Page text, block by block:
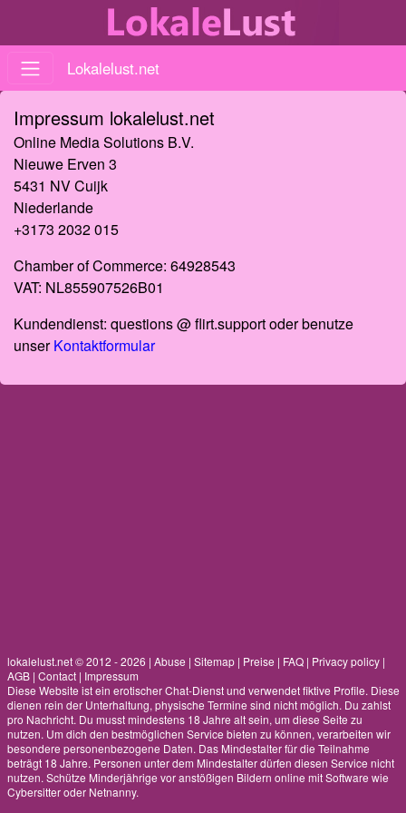
Lokalelust.net
Impressum lokalelust.net
Online Media Solutions B.V.
Nieuwe Erven 3
5431 NV Cuijk
Niederlande
+3173 2032 015
Chamber of Commerce: 64928543
VAT: NL855907526B01
Kundendienst: questions @ flirt.support oder benutze
unserKontaktformular
lokalelust.net © 2012 - 2026 | Abuse | Sitemap| Preise | FAQ| Privacy policy|
AGB| Contact| Impressum
Diese Website ist ein erotischer Chat-Dienst und verwendet fiktive Profile. Diese
dienen rein der Unterhaltung, physische Termine sind nicht möglich. Du zahlst
pro Nachricht. Du musst mindestens 18 Jahre alt sein, um diese Seite zu
nutzen. Um dich den bestmöglichen Service bieten zu können, verarbeiten wir
besondere personenbezogene Daten. Das Mindestalter für die Teilnahme
beträgt 18 Jahre. Personen unter dem Mindestalter dürfen diesen Service nicht
nutzen. Schütze Minderjährige vor anstößigen Bildern online mit Software wie
Cybersitter oder Netnanny.